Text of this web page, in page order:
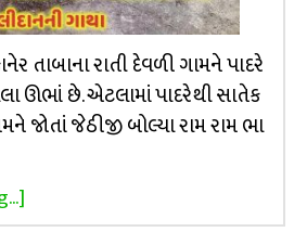
તાબાના રાતી દેવળી ગામને પાદરે
ઊભાં છે. એટલામાં પાદરેથી સાતેક
જોતાં જેઠીજી બોલ્યા રામ રામ ભા